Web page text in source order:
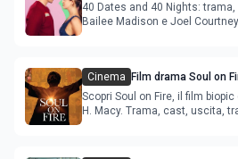
Courtney-trama
40 Dates and 40 Nights:
Bailee Madison e Joel Courtney
Cinema
Film drama Soul on
incidente con Joel
Scopri Soul on Fire, il film
H. Macy. Trama, cast, uscita,